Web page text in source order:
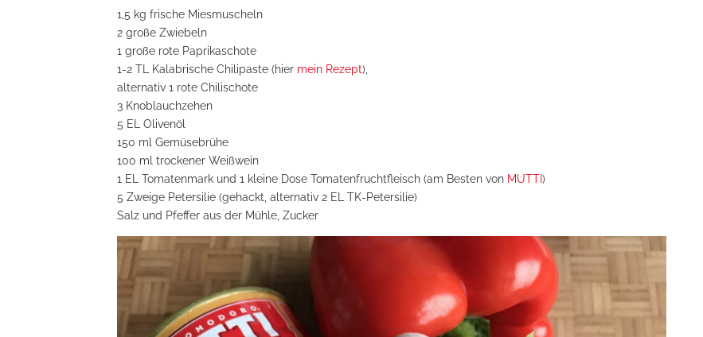
1,5 kg frische Miesmuscheln
2 große Zwiebeln
1 große rote Paprikaschote
1-2 TL Kalabrische Chilipaste (hier mein Rezept),
alternativ 1 rote Chilischote
3 Knoblauchzehen
5 EL Olivenöl
150 ml Gemüsebrühe
100 ml trockener Weißwein
1 EL Tomatenmark und 1 kleine Dose Tomatenfruchtfleisch (am Besten von MUTTI)
5 Zweige Petersilie (gehackt, alternativ 2 EL TK-Petersilie)
Salz und Pfeffer aus der Mühle, Zucker